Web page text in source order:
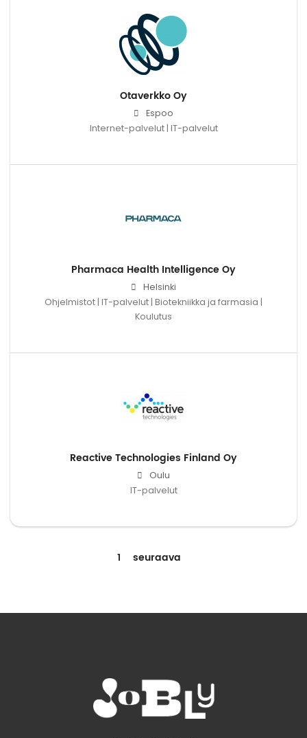
Otaverkko Oy
Espoo
Internet-palvelut | IT-palvelut
Pharmaca Health Intelligence Oy
Helsinki
Ohjelmistot | IT-palvelut | Biotekniikka ja farmasia |
Koulutus
Reactive Technologies Finland Oy
Oulu
IT-palvelut
1 seuraava